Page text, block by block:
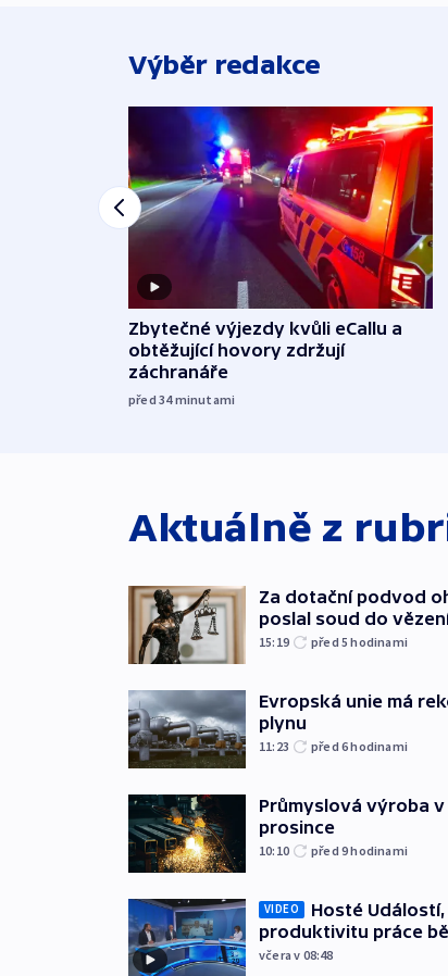
Výběr redakce
Zbytečné výjezdy kvůli eCallu a
obtěžující hovory zdržují
záchranáře
před 34minutami
Aktuálně z
Za dotační podvod
poslal soud do
15:19 před 5hodinami
Evropská unie má
plynu
11:23 před 6hodinami
Průmyslová výroba
prosince
10:10 před 9hodinami
VIDEO
Hosté
produktivitu práce
včera v 08:48